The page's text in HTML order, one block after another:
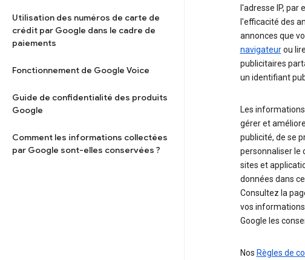
Utilisation des numéros de carte de
crédit par Google dans le cadre de
paiements
Fonctionnement de Google Voice
Guide de confidentialité des produits
Google
Comment les informations collectées
par Google sont-elles conservées ?
l'adresse IP,
l'efficacité des
annonces que
navigateurou
publicitaires
un identifiant
Les
gérer et
publicité, de se
personnaliser le
sites et
données dans
Consultez la
vos
Google les
Nos Règles de